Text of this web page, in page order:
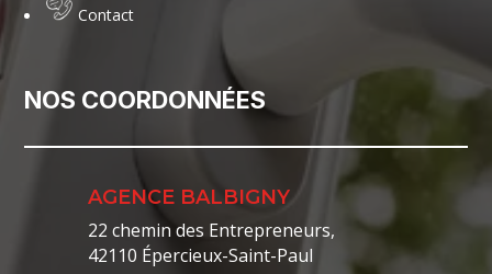
Contact
NOS COORDONNÉES
AGENCE BALBIGNY
22 chemin des Entrepreneurs,
42110 Épercieux-Saint-Paul